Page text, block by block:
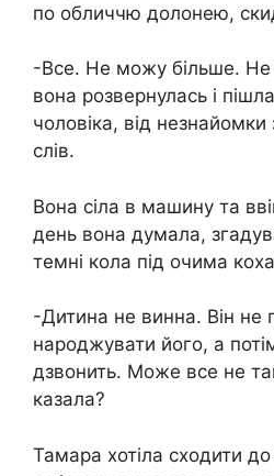
по обличчю долонею,
-Все. Не можу більше.
вона розвернулась і
чоловіка, від незнайомки
слів.
Вона сіла в машину та
день вона думала,
темні кола під очима
-Дитина не винна. Він не
народжувати його, а
дзвонить. Може все не
казала?
Тамара хотіла сходити